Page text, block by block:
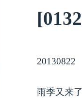
20130822
雨季又来